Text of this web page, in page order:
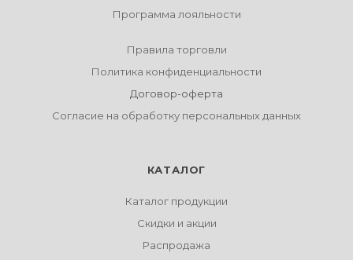
Программа лояльности
Правила торговли
Политика конфиденциальности
Договор-оферта
Согласие на обработку персональных данных
КАТАЛОГ
Каталог продукции
Скидки и акции
Распродажа